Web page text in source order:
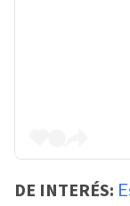
DE INTERÉS: